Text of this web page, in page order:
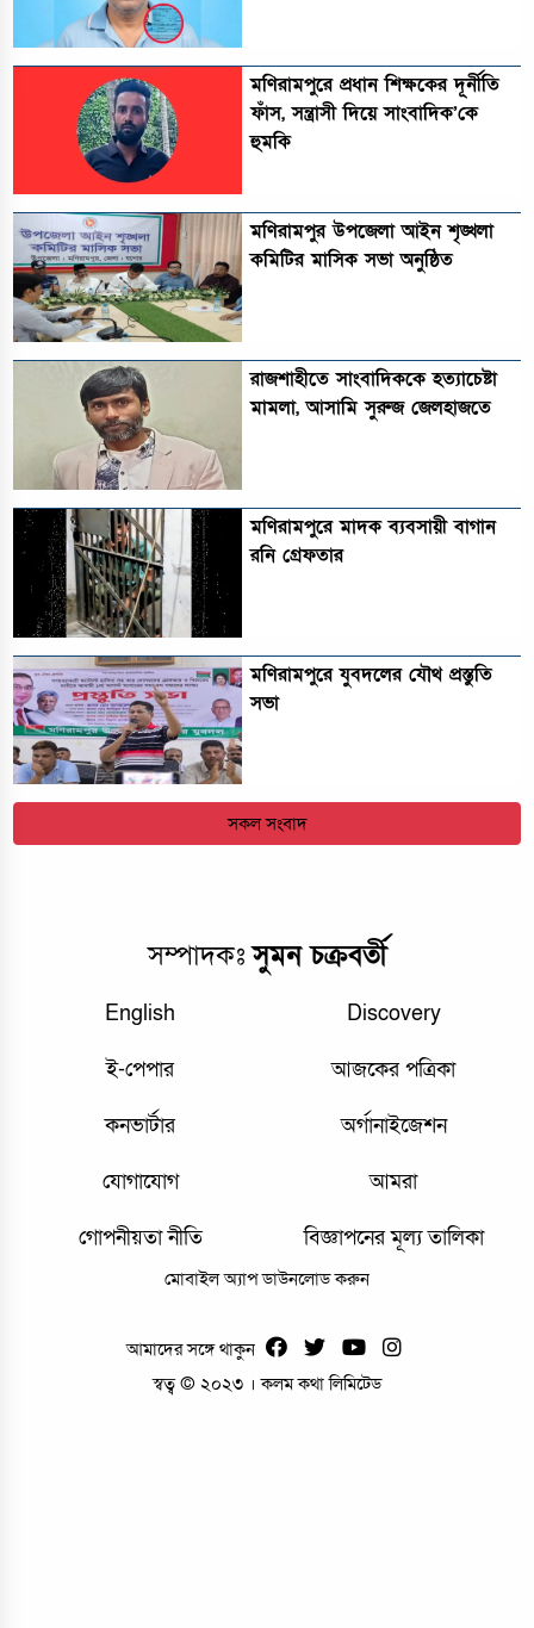
মণিরামপুরে প্রধান শিক্ষকের দূর্নীতি
ফাঁস, সন্ত্রাসী দিয়ে সাংবাদিক’কে
হুমকি
মণিরামপুর উপজেলা আইন শৃঙ্খলা
কমিটির মাসিক সভা অনুষ্ঠিত‎‎
রাজশাহীতে সাংবাদিককে হত্যাচেষ্টা
মামলা, আসামি সুরুজ জেলহাজতে
মণিরামপুরে মাদক ব্যবসায়ী বাগান
রনি গ্রেফতার
মণিরামপুরে যুবদলের যৌথ প্রস্তুতি
সভা
সকল সংবাদ
সম্পাদকঃসুমন চক্রবর্তী
English Discovery
ই-পেপার আজকের পত্রিকা
কনভার্টার অর্গানাইজেশন
যোগাযোগ আমরা
গোপনীয়তা নীতি বিজ্ঞাপনের মূল্য তালিকা
মোবাইল অ্যাপ ডাউনলোড করুন
আমাদের সঙ্গে থাকুন
স্বত্ব © ২০২৩ । কলম কথা লিমিটেড